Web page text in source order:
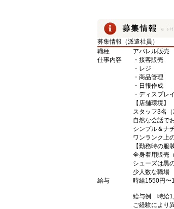
募集情報（派遣社員）
職種
アパレル販売
仕事内容
・接客販売
・レジ
・商品管理
・日報作成
・ディスプ
【店舗環境】
スタッフ3名
自然な会話で
シンプル＆ナ
ワンランク上
【勤務時の服装
全身着用販売
シューズは黒
少人数な職場
給与
時給1550円〜
給与例 時給
ご経験により